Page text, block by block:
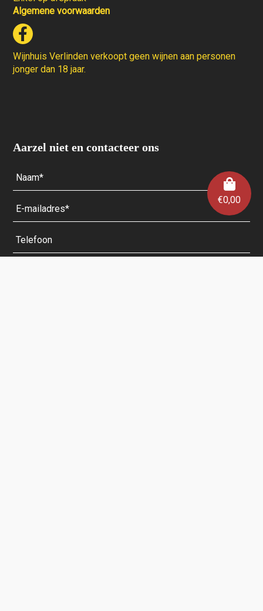
€0,00
Algemene voorwaarden
Wijnhuis Verlinden verkoopt geen wijnen aan personen
jonger dan 18 jaar.
Aarzel niet en contacteer ons